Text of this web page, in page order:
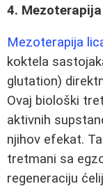
4.
Mezoterapija
koktela
glutation)
Ovaj biološki
aktivnih
njihov efekat.
tretmani sa
regeneraciju